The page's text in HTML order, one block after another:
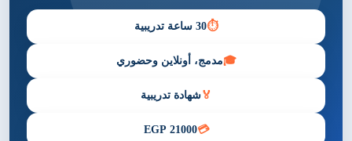
⏱30 ساعة تدريبية
🎓مدمج، أونلاين وحضوري
🏅شهادة تدريبية
💳
21000 EGP